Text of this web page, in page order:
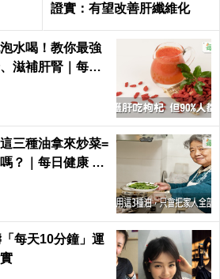
證實：有望改善肝纖維化
水喝！教你最強
滋補肝腎｜每日
三種油拿來炒菜=
？｜每日健康 He
每天10分鐘」運